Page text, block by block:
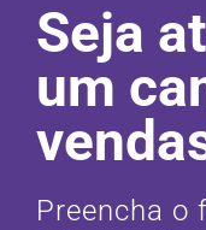
Seja
um
Preencha o